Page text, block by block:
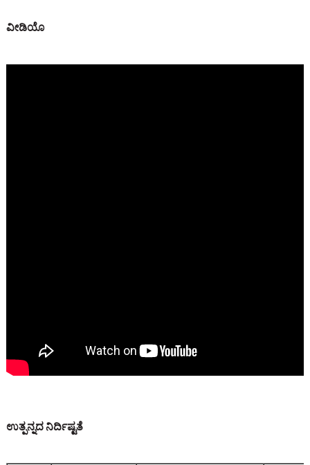
ವೀಡಿಯೊ
ಉತ್ಪನ್ನದ ನಿರ್ದಿಷ್ಟತೆ